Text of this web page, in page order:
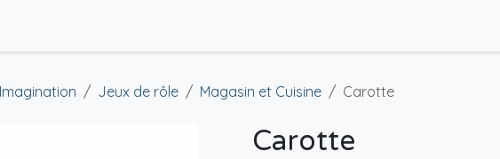
Jeux de rôle Magasin et Cuisine Carotte
Carotte